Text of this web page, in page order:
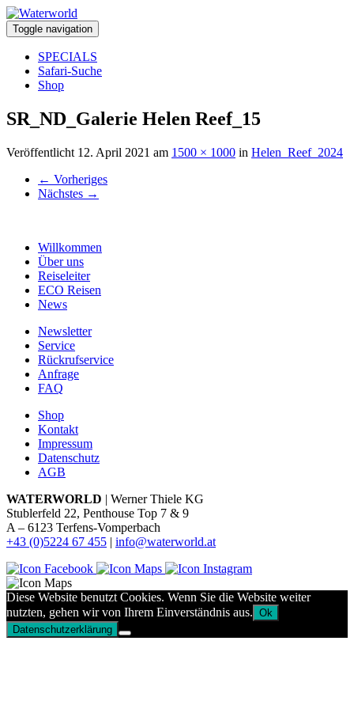
Toggle navigation
SPECIALS
Safari-Suche
Shop
SR_ND_Galerie Helen Reef_15
Veröffentlicht 12. April 2021 am 1500 × 1000 in Helen_Reef_2024
← Vorheriges
Nächstes →
Willkommen
Über uns
Reiseleiter
ECO Reisen
News
Newsletter
Service
Rückrufservice
Anfrage
FAQ
Shop
Kontakt
Impressum
Datenschutz
AGB
WATERWORLD | Werner Thiele KG
Stublerfeld 22, Penthouse Top 7 & 9
A – 6123 Terfens-Vomperbach
+43 (0)5224 67 455 | info@waterworld.at
Diese Website benutzt Cookies. Wenn Sie die Website weiter
nutzten, gehen wir von Ihrem Einverständnis aus. Ok
Datenschutzerklärung